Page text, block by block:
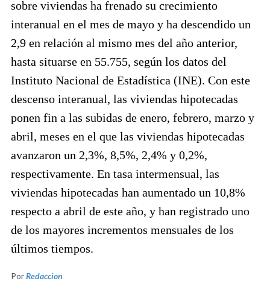
sobre viviendas ha frenado su crecimiento
interanual en el mes de mayo y ha descendido un
2,9 en relación al mismo mes del año anterior,
hasta situarse en 55.755, según los datos del
Instituto Nacional de Estadística (INE). Con este
descenso interanual, las viviendas hipotecadas
ponen fin a las subidas de enero, febrero, marzo y
abril, meses en el que las viviendas hipotecadas
avanzaron un 2,3%, 8,5%, 2,4% y 0,2%,
respectivamente. En tasa intermensual, las
viviendas hipotecadas han aumentado un 10,8%
respecto a abril de este año, y han registrado uno
de los mayores incrementos mensuales de los
últimos tiempos.
PorRedaccion